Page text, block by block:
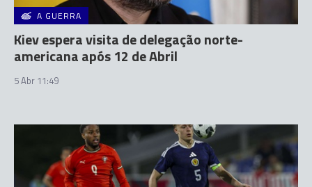
A GUERRA
Kiev espera visita de delegação norte-
americana após 12 de Abril
5 Abr 11:49